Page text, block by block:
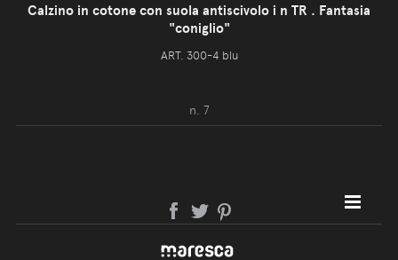
Calzino in cotone con suola antiscivolo i n TR . Fantasia
"coniglio"
ART. 300-4 blu
n. 7